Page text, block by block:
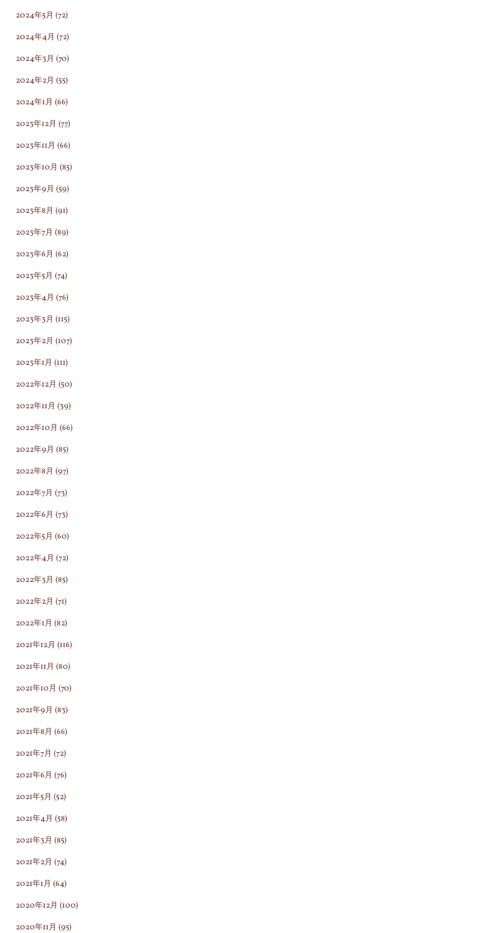
2024年5月 (72)
2024年4月 (72)
2024年3月 (70)
2024年2月 (55)
2024年1月 (66)
2023年12月 (77)
2023年11月 (66)
2023年10月 (85)
2023年9月 (59)
2023年8月 (91)
2023年7月 (89)
2023年6月 (62)
2023年5月 (74)
2023年4月 (76)
2023年3月 (115)
2023年2月 (107)
2023年1月 (111)
2022年12月 (50)
2022年11月 (39)
2022年10月 (66)
2022年9月 (85)
2022年8月 (97)
2022年7月 (73)
2022年6月 (73)
2022年5月 (60)
2022年4月 (72)
2022年3月 (85)
2022年2月 (71)
2022年1月 (82)
2021年12月 (116)
2021年11月 (80)
2021年10月 (70)
2021年9月 (83)
2021年8月 (66)
2021年7月 (72)
2021年6月 (76)
2021年5月 (52)
2021年4月 (58)
2021年3月 (85)
2021年2月 (74)
2021年1月 (64)
2020年12月 (100)
2020年11月 (95)